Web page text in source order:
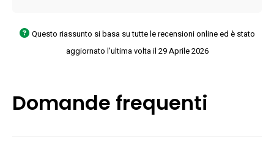
Questo riassunto si basa su tutte le recensioni online ed è stato
aggiornato l'ultima volta il 29 Aprile 2026
Domande frequenti